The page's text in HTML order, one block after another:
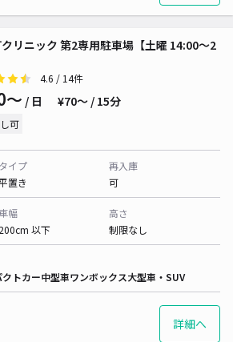
リニック 第2専用駐車場【土曜 14:00～2
4.6 / 14件
〜 / 日 ¥70〜 / 15分
可
タイプ
置き
再入庫
可
車幅
200cm 以下
高さ
制限なし
クトカー中型車ワンボックス大型車・SUV
詳細へ